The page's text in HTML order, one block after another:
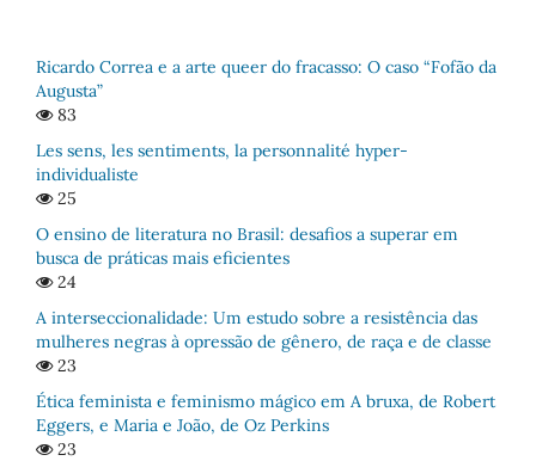
Ricardo Correa e a arte queer do fracasso: O caso “Fofão da
Augusta”
83
Les sens, les sentiments, la personnalité hyper-
individualiste
25
O ensino de literatura no Brasil: desafios a superar em
busca de práticas mais eficientes
24
A interseccionalidade: Um estudo sobre a resistência das
mulheres negras à opressão de gênero, de raça e de classe
23
Ética feminista e feminismo mágico em A bruxa, de Robert
Eggers, e Maria e João, de Oz Perkins
23